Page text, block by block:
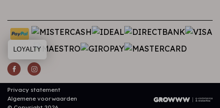
Privacy statement
Algemene voorwaarden
LOYALTY